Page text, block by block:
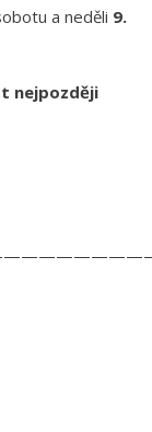
a neděli 9.
nejpozději